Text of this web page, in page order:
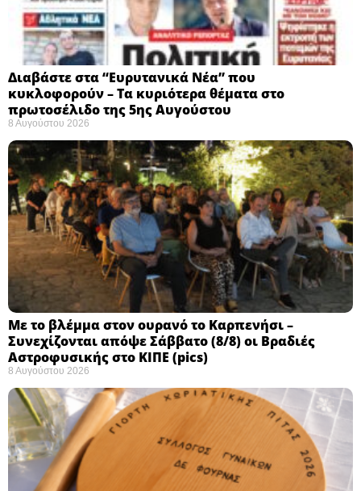
Διαβάστε στα “Ευρυτανικά Νέα” που
κυκλοφορούν – Τα κυριότερα θέματα στο
πρωτοσέλιδο της 5ης Αυγούστου
8 Αυγούστου 2026
Με το βλέμμα στον ουρανό το Καρπενήσι –
Συνεχίζονται απόψε Σάββατο (8/8) οι Βραδιές
Αστροφυσικής στο ΚΙΠΕ (pics)
8 Αυγούστου 2026